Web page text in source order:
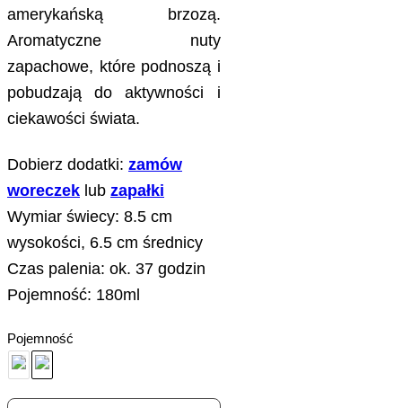
amerykańską brzozą.
Aromatyczne nuty
zapachowe, które podnoszą i
pobudzają do aktywności i
ciekawości świata.
Dobierz dodatki: zamów
woreczek lub zapałki
Wymiar świecy: 8.5 cm
wysokości, 6.5 cm średnicy
Czas palenia: ok. 37 godzin
Pojemność: 180ml
Pojemność